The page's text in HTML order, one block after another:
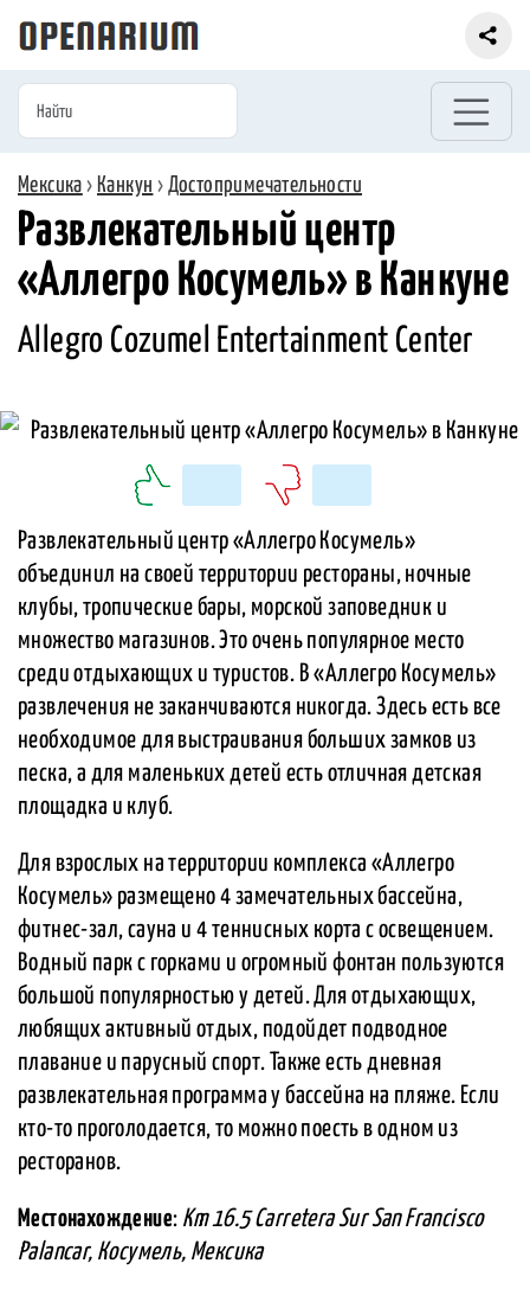
Мексика › Канкун › Достопримечательности
Развлекательный центр
«Аллегро Косумель» в Канкуне
Allegro Cozumel Entertainment Center
Развлекательный центр «Аллегро Косумель»
объединил на своей территории рестораны, ночные
клубы, тропические бары, морской заповедник и
множество магазинов. Это очень популярное место
среди отдыхающих и туристов. В «Аллегро Косумель»
развлечения не заканчиваются никогда. Здесь есть все
необходимое для выстраивания больших замков из
песка, а для маленьких детей есть отличная детская
площадка и клуб.
Для взрослых на территории комплекса «Аллегро
Косумель» размещено 4 замечательных бассейна,
фитнес-зал, сауна и 4 теннисных корта с освещением.
Водный парк с горками и огромный фонтан пользуются
большой популярностью у детей. Для отдыхающих,
любящих активный отдых, подойдет подводное
плавание и парусный спорт. Также есть дневная
развлекательная программа у бассейна на пляже. Если
кто-то проголодается, то можно поесть в одном из
ресторанов.
Местонахождение: Km 16.5 Carretera Sur San Francisco
Palancar, Косумель, Мексика